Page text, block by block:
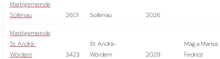
Marktgemeinde
Sollenau
2601 Sollenau 2026
Marktgemeinde
St. Andrä-
Wördern
3423
St. Andrä-
Wördern
2029
Mag.a Marisa
Fedrizzi